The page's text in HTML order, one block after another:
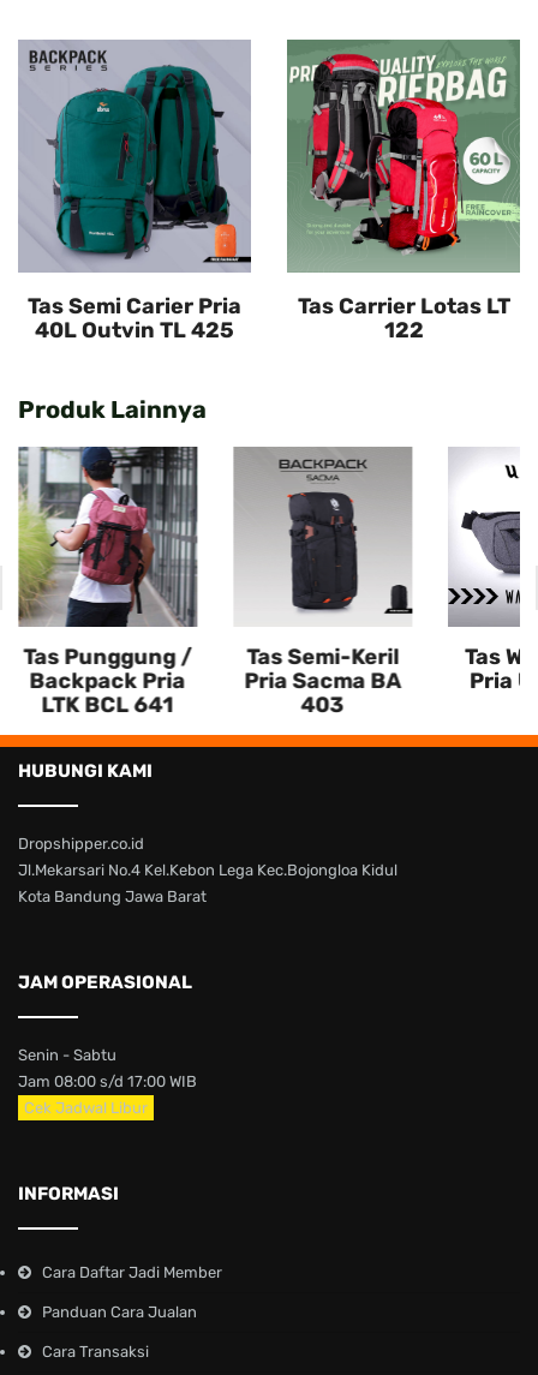
Tas Semi Carier Pria
40L Outvin TL 425
Tas Carrier Lotas LT
122
Produk Lainnya
Tas Punggung /
Backpack Pria
LTK BCL 641
Tas Semi-Keril
Pria Sacma BA
403
Tas
Pria
HUBUNGI KAMI
Dropshipper.co.id
Jl.Mekarsari No.4 Kel.Kebon Lega Kec.Bojongloa Kidul
Kota Bandung Jawa Barat
JAM OPERASIONAL
Senin - Sabtu
Jam 08:00 s/d 17:00 WIB
Cek Jadwal Libur
INFORMASI
Cara Daftar Jadi Member
Panduan Cara Jualan
Cara Transaksi